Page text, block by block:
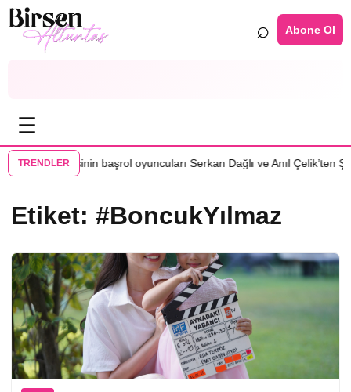
⌕ Abone Ol
☰
TRENDLER
Karma dizisinin başrol oyuncuları Serkan Dağlı ve Anıl Çelik’ten Şener
Etiket: #BoncukYılmaz